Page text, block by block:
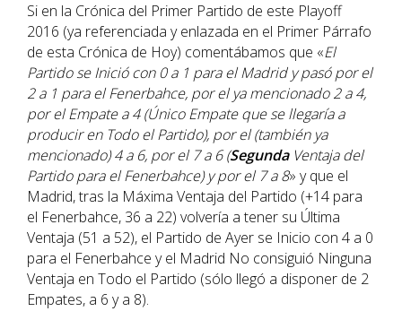
Si en la Crónica del Primer Partido de este Playoff
2016 (ya referenciada y enlazada en el Primer Párrafo
de esta Crónica de Hoy) comentábamos que «El
Partido se Inició con 0 a 1 para el Madrid y pasó por el
2 a 1 para el Fenerbahce, por el ya mencionado 2 a 4,
por el Empate a 4 (Único Empate que se llegaría a
producir en Todo el Partido), por el (también ya
mencionado) 4 a 6, por el 7 a 6 (SegundaVentaja del
Partido para el Fenerbahce) y por el 7 a 8» y que el
Madrid, tras la Máxima Ventaja del Partido (+14 para
el Fenerbahce, 36 a 22) volvería a tener su Última
Ventaja (51 a 52), el Partido de Ayer se Inicio con 4 a 0
para el Fenerbahce y el Madrid No consiguió Ninguna
Ventaja en Todo el Partido (sólo llegó a disponer de 2
Empates, a 6 y a 8).